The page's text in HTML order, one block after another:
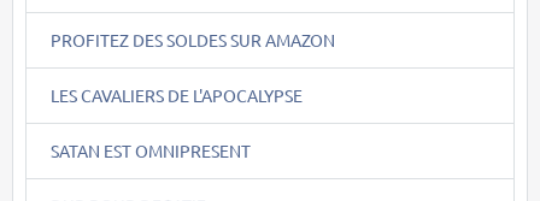
PROFITEZ DES SOLDES SUR AMAZON
LES CAVALIERS DE L'APOCALYPSE
SATAN EST OMNIPRESENT